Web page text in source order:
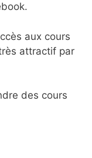
aux cours
attractif par
des cours